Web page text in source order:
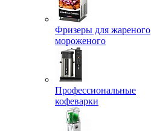
Фризеры для жареного
мороженого
Профессиональные
кофеварки